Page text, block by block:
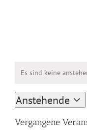
Es sind keine
Anstehende
Datum
wählen.
Vergangene